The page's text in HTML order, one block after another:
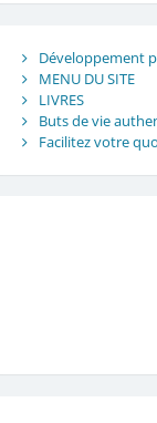
Développement
MENU DU SITE
LIVRES
Buts de vie
Facilitez votre